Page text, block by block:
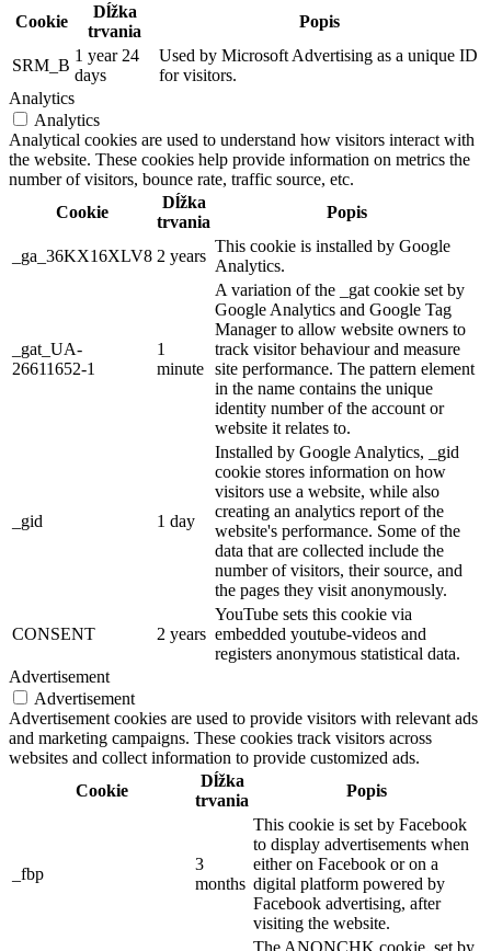
Cookie
Dĺžka
trvania
Popis
SRM_B
1 year 24
days
Used by Microsoft Advertising as a unique ID
for visitors.
Analytics
Analytics
Analytical cookies are used to understand how visitors interact with
the website. These cookies help provide information on metrics the
number of visitors, bounce rate, traffic source, etc.
Cookie
Dĺžka
trvania
Popis
_ga_36KX16XLV8 2 years
This cookie is installed by Google
Analytics.
_gat_UA-
26611652-1
1
minute
A variation of the _gat cookie set by
Google Analytics and Google Tag
Manager to allow website owners to
track visitor behaviour and measure
site performance. The pattern element
in the name contains the unique
identity number of the account or
website it relates to.
_gid 1 day
Installed by Google Analytics, _gid
cookie stores information on how
visitors use a website, while also
creating an analytics report of the
website's performance. Some of the
data that are collected include the
number of visitors, their source, and
the pages they visit anonymously.
CONSENT 2 years
YouTube sets this cookie via
embedded youtube-videos and
registers anonymous statistical data.
Advertisement
Advertisement
Advertisement cookies are used to provide visitors with relevant ads
and marketing campaigns. These cookies track visitors across
websites and collect information to provide customized ads.
Cookie
Dĺžka
trvania
Popis
_fbp
3
months
This cookie is set by Facebook
to display advertisements when
either on Facebook or on a
digital platform powered by
Facebook advertising, after
visiting the website.
The ANONCHK cookie, set by